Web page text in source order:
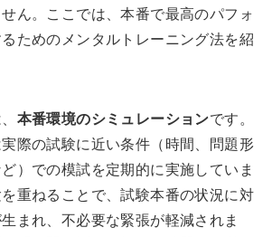
ん。ここでは、本番で最高のパフォ
ためのメンタルトレーニング法を紹
本番環境のシミュレーションです。
際の試験に近い条件（時間、問題形
）での模試を定期的に実施していま
重ねることで、試験本番の状況に対
まれ、不必要な緊張が軽減されま